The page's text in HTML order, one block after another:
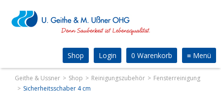
≡ Menü
0 Warenkorb
Login
Shop
Geithe & Ussner Shop Reinigungszubehör
Fensterreinigung
Sicherheitsschaber 4 cm